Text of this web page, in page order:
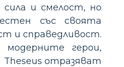
и смелост, но
със своята
и справедливост.
модерните герои,
отразяват